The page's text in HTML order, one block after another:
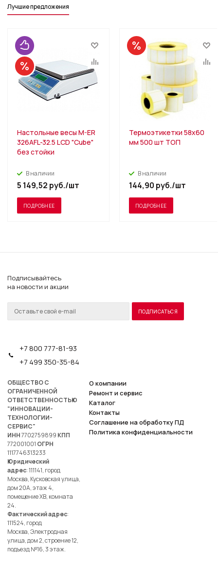
Лучшие предложения
Настольные весы M-ER
326AFL-32.5 LCD "Cube"
без стойки
В наличии
5 149,52 руб./шт
ПОДРОБНЕЕ
Термоэтикетки 58х60
мм 500 шт ТОП
В наличии
144,90 руб./шт
ПОДРОБНЕЕ
Подписывайтесь
на новости и акции
+7 800 777-81-93
+7 499 350-35-84
ОБЩЕСТВО С
ОГРАНИЧЕННОЙ
ОТВЕТСТВЕННОСТЬЮ
"ИННОВАЦИИ-
ТЕХНОЛОГИИ-
СЕРВИС"
ИНН7702759899 КПП
772001001 ОГРН
1117746313233
Юридический
адрес: 111141, город
Москва, Кусковская улица,
дом 20А, этаж 4,
помещение ХВ, комната
24.
Фактический адрес:
111524, город
Москва, Электродная
улица, дом 2, строение 12,
подъезд №16, 3 этаж.
О компании
Ремонт и сервис
Каталог
Контакты
Соглашение на обработку ПД
Политика конфиденциальности